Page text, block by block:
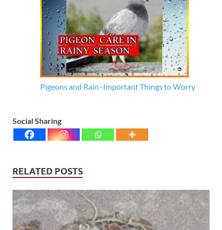
Pigeons and Rain -Important Things to Worry
Social Sharing
RELATED POSTS